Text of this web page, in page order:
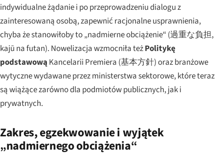
indywidualne żądanie i po przeprowadzeniu dialogu z
zainteresowaną osobą, zapewnić racjonalne usprawnienia,
chyba że stanowiłoby to „nadmierne obciążenie“ (過重な負担,
kajū na futan). Nowelizacja wzmocniła teżPolitykę
podstawową Kancelarii Premiera (基本方針) oraz branżowe
wytyczne wydawane przez ministerstwa sektorowe, które teraz
są wiążące zarówno dla podmiotów publicznych, jak i
prywatnych.
Zakres, egzekwowanie i wyjątek
„nadmiernego obciążenia“